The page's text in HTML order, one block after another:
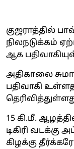
குஜராத்தில்
நிலநடுக்கம்
ஆக
அதிகாலை
பதிவாகி
15 கி.மீ.
டிகிரி வடக்கு
கிழக்கு